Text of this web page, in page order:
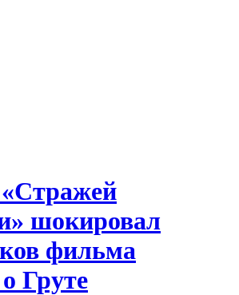
шокировал
фильма
Груте